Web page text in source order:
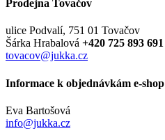
Prodejna Tovačov
ulice Podvalí, 751 01 Tovačov
Šárka Hrabalová +420 725 893 691
tovacov@jukka.cz
Informace k objednávkám e-shop
Eva Bartošová
info@jukka.cz